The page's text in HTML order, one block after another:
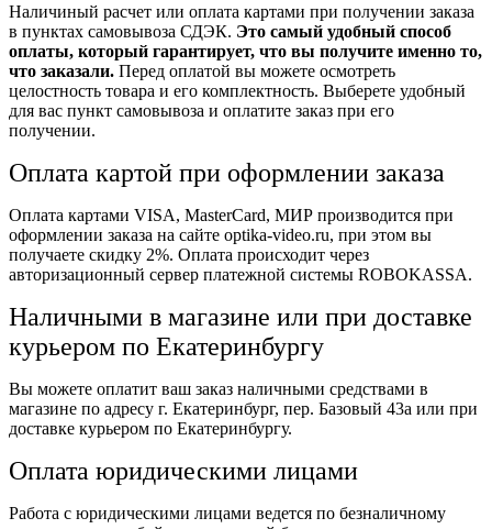
Наличиный расчет или оплата картами при получении заказа
в пунктах самовывоза СДЭК. Это самый удобный способ
оплаты, который гарантирует, что вы получите именно то,
что заказали. Перед оплатой вы можете осмотреть
целостность товара и его комплектность. Выберете удобный
для вас пункт самовывоза и оплатите заказ при его
получении.
Оплата картой при оформлении заказа
Оплата картами VISA, MasterCard, МИР производится при
оформлении заказа на сайте optika-video.ru, при этом вы
получаете скидку 2%. Оплата происходит через
авторизационный сервер платежной системы ROBOKASSA.
Наличными в магазине или при доставке
курьером по Екатеринбургу
Вы можете оплатит ваш заказ наличными средствами в
магазине по адресу г. Екатеринбург, пер. Базовый 43а или при
доставке курьером по Екатеринбургу.
Оплата юридическими лицами
Работа с юридическими лицами ведется по безналичному